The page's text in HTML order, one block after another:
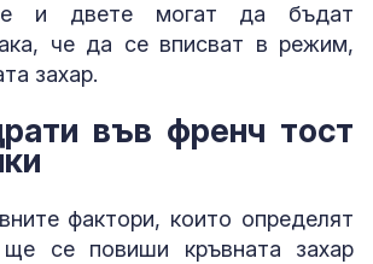
и двете могат да бъдат
че да се вписват в режим,
захар.
във френч тост
фактори, които определят
се повиши кръвната захар